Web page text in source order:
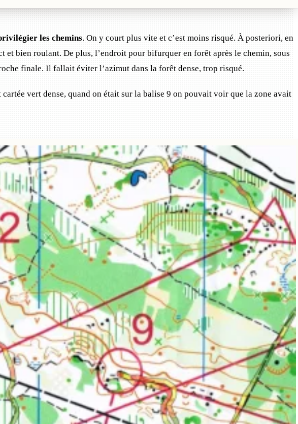
les chemins. On y court plus vite et c’est moins risqué. À posteriori, en
et bien roulant. De plus, l’endroit pour bifurquer en forêt après le chemin, sous
finale. Il fallait éviter l’azimut dans la forêt dense, trop risqué.
vert dense, quand on était sur la balise 9 on pouvait voir que la zone avait